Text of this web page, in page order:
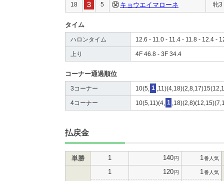
18 5 キョウエイマローネ 牝3
タイム
ハロンタイム 12.6 - 11.0 - 11.4 - 11.8 - 12.4 -
上り 4F 46.8 - 3F 34.4
コーナー通過順位
3コーナー 10(5, 1
4コーナー 10(5,11)(4, 1
払戻金
単勝 1 140円 1 番人気
1 120円 1 番人気